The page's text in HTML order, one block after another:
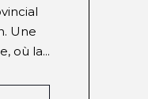
Une
où la...